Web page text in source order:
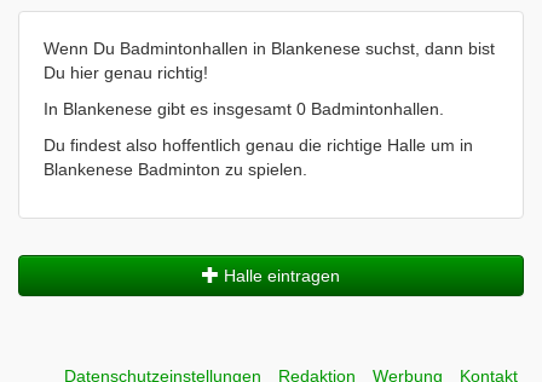
Wenn Du Badmintonhallen in Blankenese suchst, dann bist
Du hier genau richtig!
In Blankenese gibt es insgesamt 0 Badmintonhallen.
Du findest also hoffentlich genau die richtige Halle um in
Blankenese Badminton zu spielen.
Halle eintragen
Datenschutzeinstellungen Redaktion Werbung Kontakt